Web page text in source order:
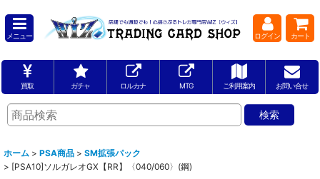
メニュー ログイン カート
買取 ガチャ ロルカナ MTG ご利用案内 お問い合せ
ホーム > PSA商品 > SM拡張パック
> [PSA10]ソルガレオGX【RR】〈040/060〉(鋼)